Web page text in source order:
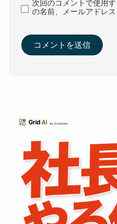
次回のコメントで使用
の名前、メールアドレス